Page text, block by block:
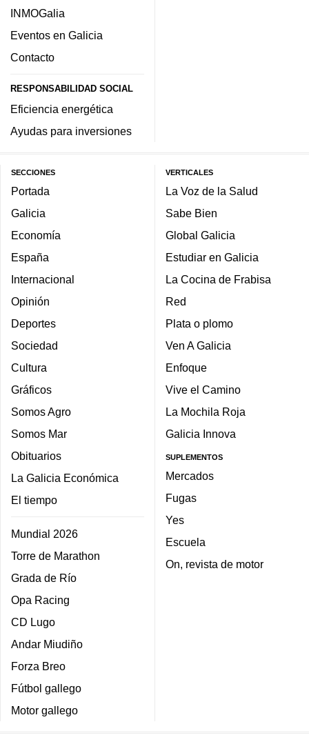
INMOGalia
Eventos en Galicia
Contacto
RESPONSABILIDAD SOCIAL
Eficiencia energética
Ayudas para inversiones
SECCIONES
Portada
Galicia
Economía
España
Internacional
Opinión
Deportes
Sociedad
Cultura
Gráficos
Somos Agro
Somos Mar
Obituarios
La Galicia Económica
El tiempo
Mundial 2026
Torre de Marathon
Grada de Río
Opa Racing
CD Lugo
Andar Miudiño
Forza Breo
Fútbol gallego
Motor gallego
VERTICALES
La Voz de la Salud
Sabe Bien
Global Galicia
Estudiar en Galicia
La Cocina de Frabisa
Red
Plata o plomo
Ven A Galicia
Enfoque
Vive el Camino
La Mochila Roja
Galicia Innova
SUPLEMENTOS
Mercados
Fugas
Yes
Escuela
On, revista de motor